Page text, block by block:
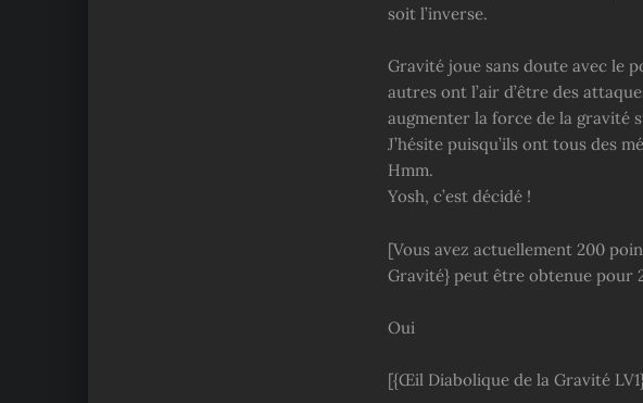
soit l’inverse.
Gravité joue sans doute avec le
autres ont l’air d’être des
augmenter la force de la gravité
J’hésite puisqu’ils ont tous des
Hmm.
Yosh, c’est décidé !
[Vous avez actuellement 200
Gravité} peut être obtenue pour
Oui
[{Œil Diabolique de la Gravité